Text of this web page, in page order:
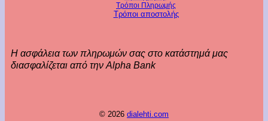
Τρόποι Πληρωμής
Τρόποι αποστολής
Η ασφάλεια των πληρωμών σας στο κατάστημά μας
διασφαλίζεται από την Alpha Bank
© 2026 dialehti.com